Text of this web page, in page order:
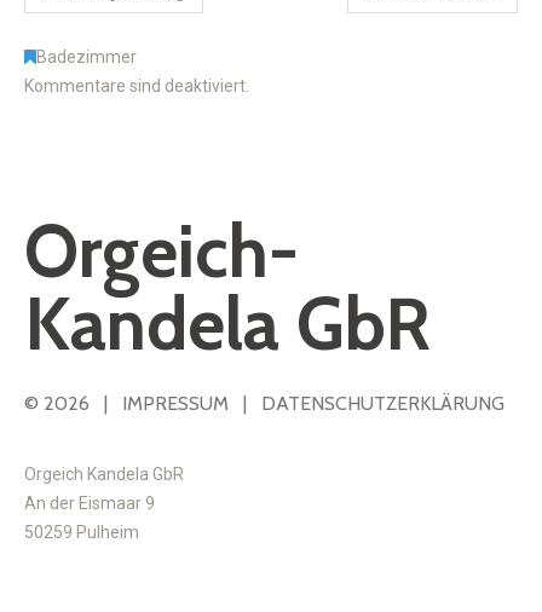
Badezimmer
Kommentare sind deaktiviert.
Orgeich-
Kandela GbR
© 2026 | IMPRESSUM DATENSCHUTZERKLÄRUNG
Orgeich Kandela GbR
An der Eismaar 9
50259 Pulheim